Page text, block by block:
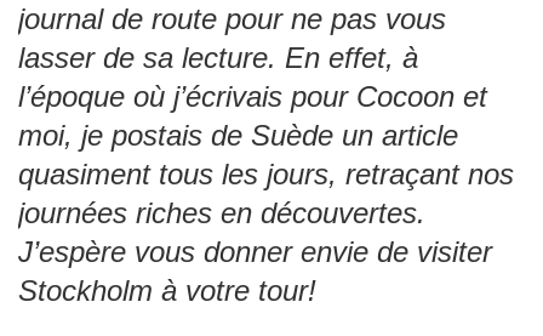
journal de route pour ne pas vous
lasser de sa lecture. En effet, à
l’époque où j’écrivais pour Cocoon et
moi, je postais de Suède un article
quasiment tous les jours, retraçant nos
journées riches en découvertes.
J’espère vous donner envie de visiter
Stockholm à votre tour!